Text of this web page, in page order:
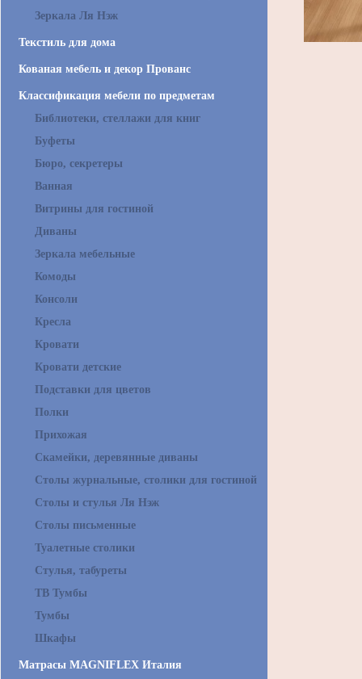
Зеркала Ля Нэж
Текстиль для дома
Кованая мебель и декор Прованс
Классификация мебели по предметам
Библиотеки, стеллажи для книг
Буфеты
Бюро, секретеры
Ванная
Витрины для гостиной
Диваны
Зеркала мебельные
Комоды
Консоли
Кресла
Кровати
Кровати детские
Подставки для цветов
Полки
Прихожая
Скамейки, деревянные диваны
Столы журнальные, столики для гостиной
Столы и стулья Ля Нэж
Столы письменные
Туалетные столики
Стулья, табуреты
ТВ Тумбы
Тумбы
Шкафы
Матрасы MAGNIFLEX Италия